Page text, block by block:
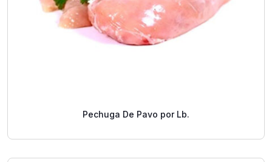
Pechuga De Pavo por Lb.